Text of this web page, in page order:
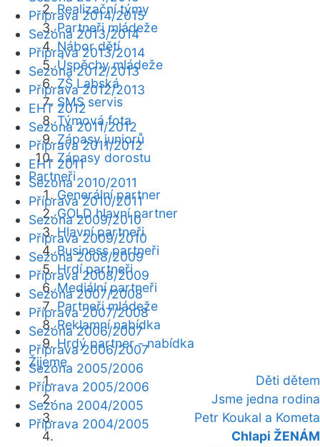
Realizační týmy
Partneři mládeže
Nábor dětí
Úspěchy mládeže
ZŠ Labská
SMS servis
Týmová fota
Zápasy juniorů
Zápasy dorostu
Partneři
Generální partner
GOLD hlavní partner
Hlavní partneři
Business partneři
Hrdí partneři
Mediální partneři
Partneři mládeže
Reklamní nabídka
Hrdý partner - nabídka
Žijeme
Děti dětem
Jsme jedna rodina
Petr Koukal a Kometa
Chlapi ŽENÁM
Příprava 2014/2015
Sezóna 2013/2014
Příprava 2013/2014
Sezóna 2012/2013
Příprava 2012/2013
EHT 2012
Sezóna 2011/2012
Příprava 2011/2012
EHT 2011
Sezóna 2010/2011
Příprava 2010/2011
Sezóna 2009/2010
Příprava 2009/2010
Sezóna 2008/2009
Příprava 2008/2009
Sezóna 2007/2008
Příprava 2007/2008
Sezóna 2006/2007
Příprava 2006/2007
Sezóna 2005/2006
Příprava 2005/2006
Sezóna 2004/2005
Příprava 2004/2005